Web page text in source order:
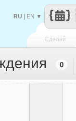
Сделай
RU EN ▼
0